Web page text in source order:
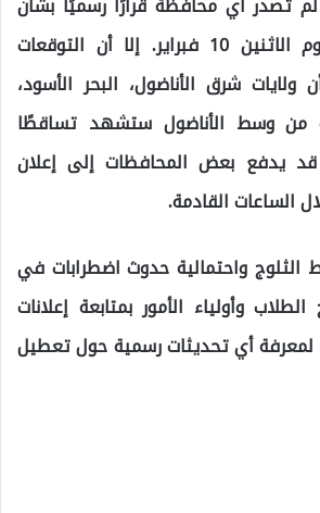
تعطيل المدارس يوم الاثنين 10 فبراير. إلا أن التوقعات
شرق الأناضول، البحر الأسود،
من وسط الأناضول ستشهد تساقطًا
قد يدفع بعض المحافظات إلى إعلان
الساعات القادمة.
الثلوج واحتمالية حدوث اضطرابات في
وأولياء الأمور بمتابعة إعلانات
لمعرفة أي تحديثات رسمية حول تعطيل